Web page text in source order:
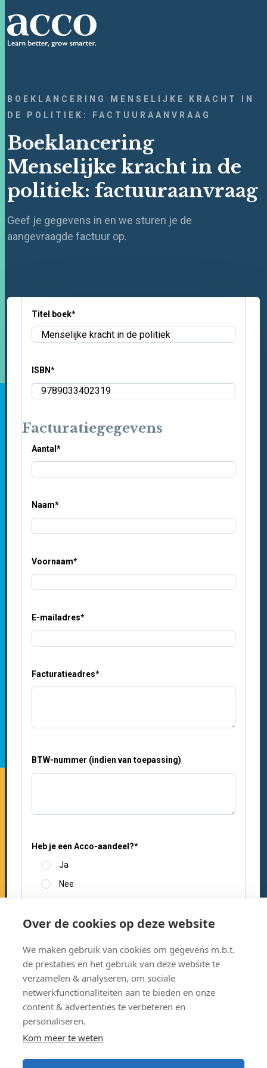
BOEKLANCERING MENSELIJKE KRACHT IN
DE POLITIEK: FACTUURAANVRAAG
Boeklancering
Menselijke kracht in de
politiek: factuuraanvraag
Geef je gegevens in en we sturen je de
aangevraagde factuur op.
Titel boek*
ISBN*
Facturatiegegevens
Aantal *
Naam*
Voornaam*
E-mailadres*
Facturatieadres*
BTW-nummer (indien van toepassing)
Heb je een Acco-aandeel?*
Ja
Nee
Ik heb alle gegevens correct ingevuld en
bevestig dat ik de factuur achteraf nog moet
betalen.
Factuur nog te betalen.
Over de cookies op deze website
We maken gebruik van cookies om gegevens m.b.t.
de prestaties en het gebruik van deze website te
verzamelen & analyseren, om sociale
netwerkfunctionaliteiten aan te bieden en onze
content & advertenties te verbeteren en
personaliseren.
Kom meer te weten